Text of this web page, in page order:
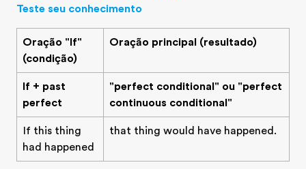
Quem somos
Carreiras
Junte-se a nós
Teste seu conhecimento
Oração "If"
(condição)
Oração principal (resultado)
If + past
perfect
"perfect conditional" ou "perfect
continuous conditional"
If this thing
had happened
that thing would have happened.